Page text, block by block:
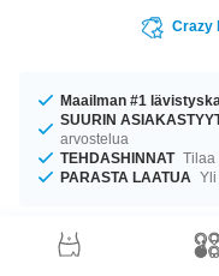
Crazy
Maailman #1
SUURIN
arvostelua
TEHDASHINNAT Tilaa
PARASTA LAATUA Yli